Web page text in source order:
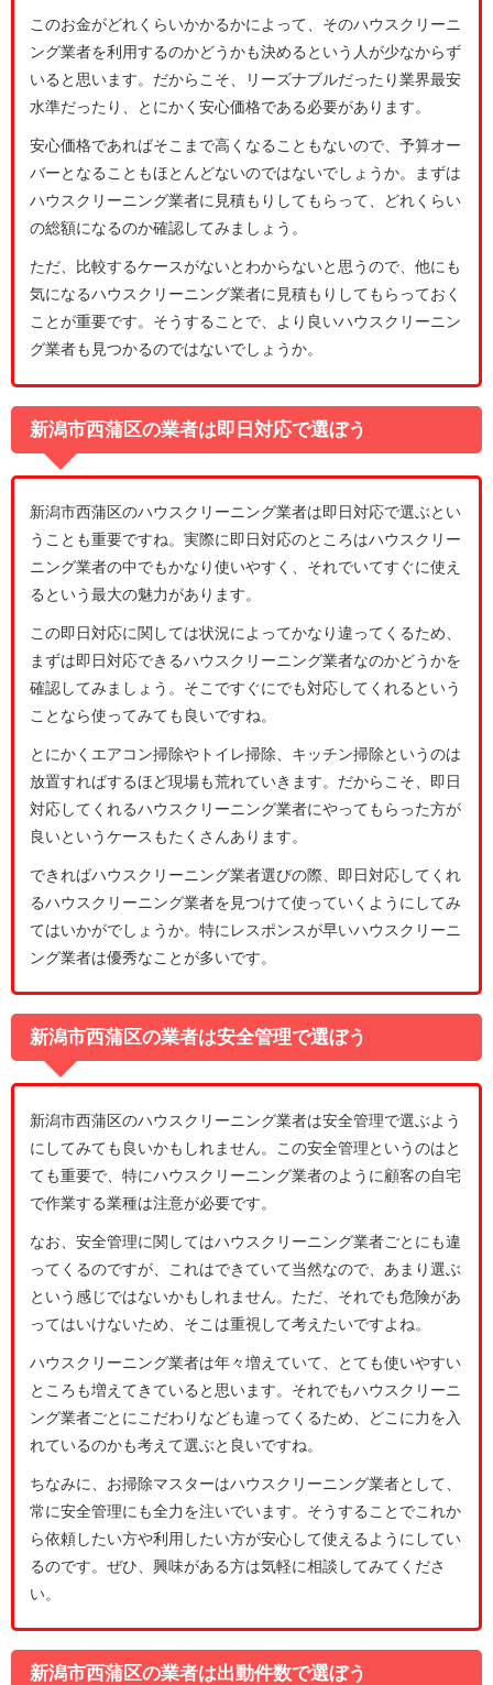
このお金がどれくらいかかるかによって、そのハウスクリーニ
ング業者を利用するのかどうかも決めるという人が少なからず
いると思います。だからこそ、リーズナブルだったり業界最安
水準だったり、とにかく安心価格である必要があります。
安心価格であればそこまで高くなることもないので、予算オー
バーとなることもほとんどないのではないでしょうか。まずは
ハウスクリーニング業者に見積もりしてもらって、どれくらい
の総額になるのか確認してみましょう。
ただ、比較するケースがないとわからないと思うので、他にも
気になるハウスクリーニング業者に見積もりしてもらっておく
ことが重要です。そうすることで、より良いハウスクリーニン
グ業者も見つかるのではないでしょうか。
新潟市西蒲区の業者は即日対応で選ぼう
新潟市西蒲区のハウスクリーニング業者は即日対応で選ぶとい
うことも重要ですね。実際に即日対応のところはハウスクリー
ニング業者の中でもかなり使いやすく、それでいてすぐに使え
るという最大の魅力があります。
この即日対応に関しては状況によってかなり違ってくるため、
まずは即日対応できるハウスクリーニング業者なのかどうかを
確認してみましょう。そこですぐにでも対応してくれるという
ことなら使ってみても良いですね。
とにかくエアコン掃除やトイレ掃除、キッチン掃除というのは
放置すればするほど現場も荒れていきます。だからこそ、即日
対応してくれるハウスクリーニング業者にやってもらった方が
良いというケースもたくさんあります。
できればハウスクリーニング業者選びの際、即日対応してくれ
るハウスクリーニング業者を見つけて使っていくようにしてみ
てはいかがでしょうか。特にレスポンスが早いハウスクリーニ
ング業者は優秀なことが多いです。
新潟市西蒲区の業者は安全管理で選ぼう
新潟市西蒲区のハウスクリーニング業者は安全管理で選ぶよう
にしてみても良いかもしれません。この安全管理というのはと
ても重要で、特にハウスクリーニング業者のように顧客の自宅
で作業する業種は注意が必要です。
なお、安全管理に関してはハウスクリーニング業者ごとにも違
ってくるのですが、これはできていて当然なので、あまり選ぶ
という感じではないかもしれません。ただ、それでも危険があ
ってはいけないため、そこは重視して考えたいですよね。
ハウスクリーニング業者は年々増えていて、とても使いやすい
ところも増えてきていると思います。それでもハウスクリーニ
ング業者ごとにこだわりなども違ってくるため、どこに力を入
れているのかも考えて選ぶと良いですね。
ちなみに、お掃除マスターはハウスクリーニング業者として、
常に安全管理にも全力を注いでいます。そうすることでこれか
ら依頼したい方や利用したい方が安心して使えるようにしてい
るのです。ぜひ、興味がある方は気軽に相談してみてくださ
い。
新潟市西蒲区の業者は出動件数で選ぼう